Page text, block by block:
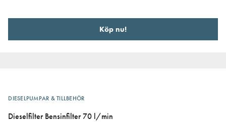
Köp nu!
DIESELPUMPAR & TILLBEHÖR
Dieselfilter Bensinfilter 70 l/min